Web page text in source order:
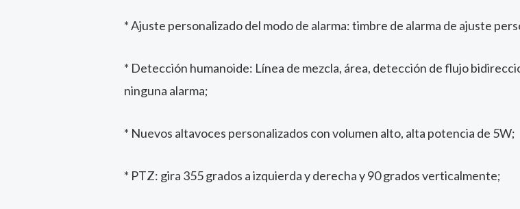
* Ajuste personalizado del modo de alarma: timbre de alarma de ajuste
* Detección humanoide: Línea de mezcla, área, detección de flujo
ninguna alarma;
* Nuevos altavoces personalizados con volumen alto, alta potencia de 5W;
* PTZ: gira 355 grados a izquierda y derecha y 90 grados verticalmente;